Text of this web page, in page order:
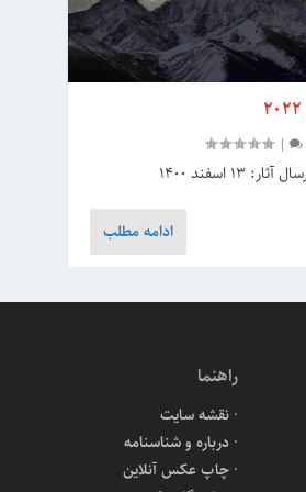
|
ادامه مطلب
راهنما
نقشه سایت
درباره و شناسنامه
چاپ عکس آنلاین